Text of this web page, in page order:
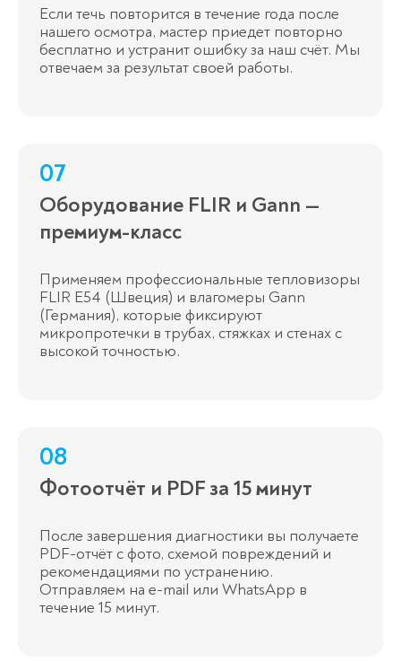
Если течь повторится в течение года после
нашего осмотра, мастер приедет повторно
бесплатно и устранит ошибку за наш счёт. Мы
отвечаем за результат своей работы.
07
Оборудование FLIR и Gann —
премиум-класс
Применяем профессиональные тепловизоры
FLIR E54 (Швеция) и влагомеры Gann
(Германия), которые фиксируют
микропротечки в трубах, стяжках и стенах с
высокой точностью.
08
Фотоотчёт и PDF за 15 минут
После завершения диагностики вы получаете
PDF-отчёт с фото, схемой повреждений и
рекомендациями по устранению.
Отправляем на e-mail или WhatsApp в
течение 15 минут.